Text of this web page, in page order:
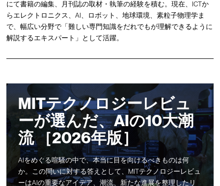
にて書籍の編集、月刊誌の取材・執筆の経験を積む。現在、ICTか
らエレクトロニクス、AI、ロボット、地球環境、素粒子物理学ま
で、幅広い分野で「難しい専門知識をだれでもが理解できるように
解説するエキスパート」として活躍。
MITテクノロジーレビュ
ーが選んだ、AIの10大潮
流 ［2026年版］
AIをめぐる喧騒の中で、本当に目を向けるべきものは何
か。この問いに対する答えとして、MITテクノロジーレビュ
ーはAIの重要なアイデア、潮流、新たな進展を整理したリ